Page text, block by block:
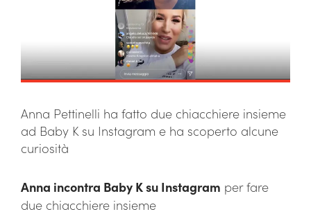
Anna Pettinelli ha fatto due chiacchiere insieme
ad Baby K su Instagram e ha scoperto alcune
curiosità
Anna incontra Baby K su Instagram per fare
due chiacchiere insieme